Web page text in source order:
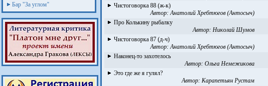
Бар "За углом"
Чистоговорка 88 (ж-к)
Автор:Анатолий Хребтюгов (Антосыч)
Про Колькину рыбалку
Автор: Николай Шумов
Чистоговорка 87 (д-ч)
Автор:Анатолий Хребтюгов (Антосыч)
Наконец-то захотелось
Автор: Ольга Немежикова
Это где же я гулял?
Автор: Карапетьян Рустам